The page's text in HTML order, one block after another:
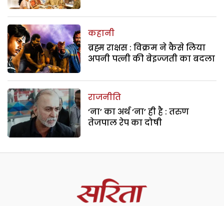
कहानी
ब्रह्म राक्षस : विक्रम ने कैसे लिया
अपनी पत्नी की बेइज्जती का बदला
राजनीति
‘ना’ का अर्थ ‘ना’ ही है : तरुण
तेजपाल रेप का दोषी